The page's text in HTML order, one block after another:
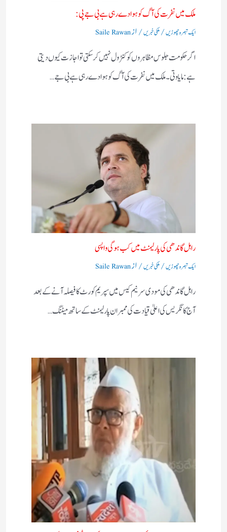
ملک میں نفرت کی آگ کو ہوا دے رہی ہے بی جے پی:
ایک تبصرہ چھوڑیں/ملکی خبریں/ ازSaile Rawan
اگر حکومت جلوس مظاہروں کو کنٹرول نہیں کرسکتی تو اجازت کیوں دیتی
ہے:مایاوتی۔ ملک میں نفرت کی آگ کو ہوا دے رہی ہے بی جے…
راہل گاندھی کی پارلیمنٹ میں کب ہوگی واپسی
ایک تبصرہ چھوڑیں/ملکی خبریں/ ازSaile Rawan
راہل گاندھی کی مودی سرنیم کیس میں سپریم کورٹ کا فیصلہ آنے کے بعد
آج کانگریس کی اعلیٰ قیادت کی ممبران پارلیمنٹ کے ساتھ میٹنگ…